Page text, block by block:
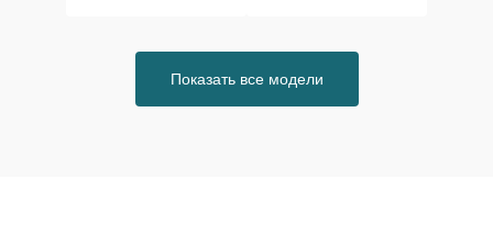
Показать все модели